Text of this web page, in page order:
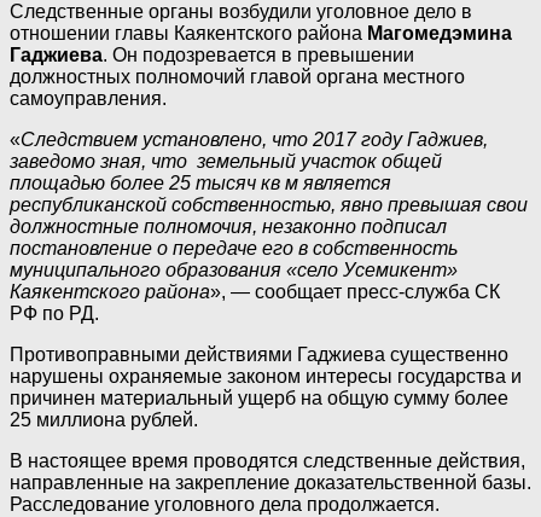
Следственные органы возбудили уголовное дело в
отношении главы Каякентского района Магомедэмина
Гаджиева. Он подозревается в превышении
должностных полномочий главой органа местного
самоуправления.
«Следствием установлено, что 2017 году Гаджиев,
заведомо зная, что земельный участок общей
площадью более 25 тысяч кв м является
республиканской собственностью, явно превышая свои
должностные полномочия, незаконно подписал
постановление о передаче его в собственность
муниципального образования «село Усемикент»
Каякентского района», — сообщает пресс-служба СК
РФ по РД.
Противоправными действиями Гаджиева существенно
нарушены охраняемые законом интересы государства и
причинен материальный ущерб на общую сумму более
25 миллиона рублей.
В настоящее время проводятся следственные действия,
направленные на закрепление доказательственной базы.
Расследование уголовного дела продолжается.